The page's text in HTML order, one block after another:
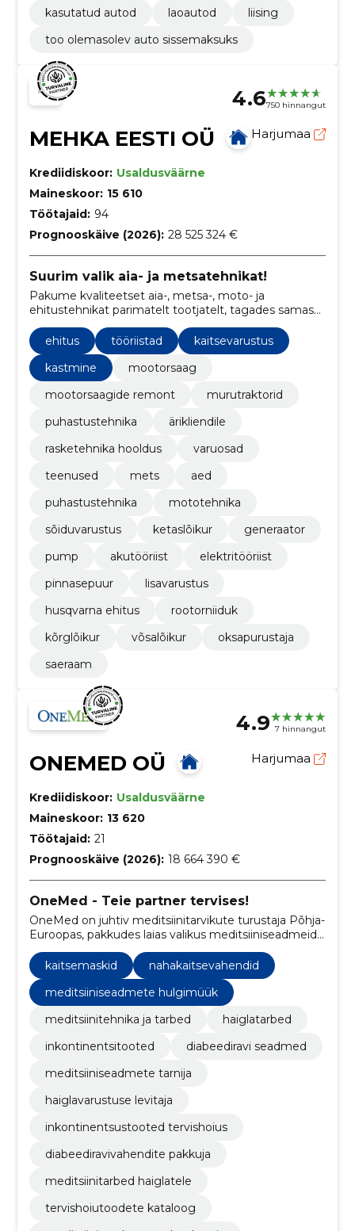
kasutatud autod
laoautod
liising
too olemasolev auto sissemaksuks
4.6750 hinnangut
MEHKA EESTI OÜ Harjumaa
Krediidiskoor: Usaldusväärne
Maineskoor: 15 610
Töötajaid: 94
Prognooskäive (2026): 28 525 324 €
Suurim valik aia- ja metsatehnikat!
Pakume kvaliteetset aia-, metsa-, moto- ja
ehitustehnikat parimatelt tootjatelt, tagades samas
järelteeninduse hoolduse ja remondi näol.
ehitus
tööriistad
kaitsevarustus
kastmine
mootorsaag
mootorsaagide remont
murutraktorid
puhastustehnika
ärikliendile
rasketehnika hooldus
varuosad
teenused
mets
aed
puhastustehnika
mototehnika
sõiduvarustus
ketaslõikur
generaator
pump
akutööriist
elektritööriist
pinnasepuur
lisavarustus
husqvarna ehitus
rootorniiduk
kõrglõikur
võsalõikur
oksapurustaja
saeraam
4.9 7 hinnangut
ONEMED OÜ Harjumaa
Krediidiskoor: Usaldusväärne
Maineskoor: 13 620
Töötajaid: 21
Prognooskäive (2026): 18 664 390 €
OneMed - Teie partner tervises!
OneMed on juhtiv meditsiinitarvikute turustaja Põhja-
Euroopas, pakkudes laias valikus meditsiiniseadmeid,
tarvikuid ja tarbekaupu tervishoiuasutustele ning
patsientidele.
kaitsemaskid
nahakaitsevahendid
meditsiiniseadmete hulgimüük
meditsiinitehnika ja tarbed
haiglatarbed
inkontinentsitooted
diabeediravi seadmed
meditsiiniseadmete tarnija
haiglavarustuse levitaja
inkontinentsustooted tervishoius
diabeediravivahendite pakkuja
meditsiinitarbed haiglatele
tervishoiutoodete kataloog